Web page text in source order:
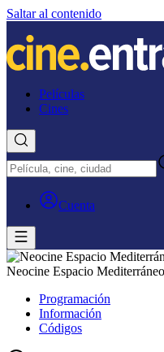
Saltar al contenido
Películas
Cines
Cuenta
Neocine Espacio Mediterráneo
Programación
Información
Códigos